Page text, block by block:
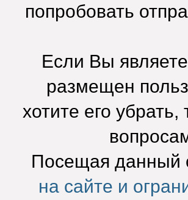
попробовать
Если Вы
размещен
хотите его убрать,
Посещая данный
на сайте и